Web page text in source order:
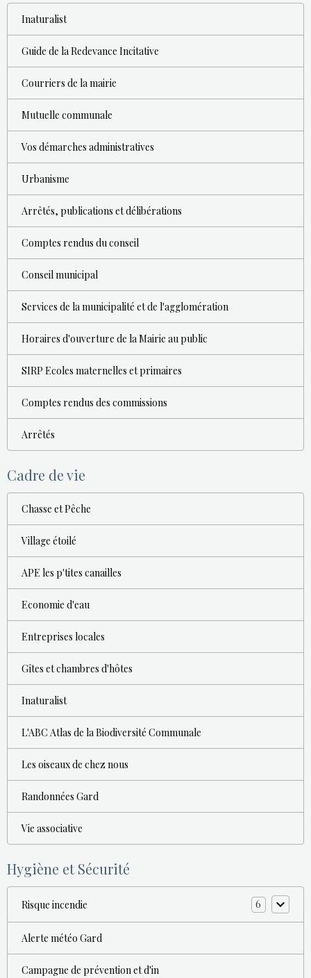
Inaturalist
Guide de la Redevance Incitative
Courriers de la mairie
Mutuelle communale
Vos démarches administratives
Urbanisme
Arrêtés, publications et délibérations
Comptes rendus du conseil
Conseil municipal
Services de la municipalité et de l'agglomération
Horaires d'ouverture de la Mairie au public
SIRP Ecoles maternelles et primaires
Comptes rendus des commissions
Arrêtés
Cadre de vie
Chasse et Pêche
Village étoilé
APE les p'tites canailles
Economie d'eau
Entreprises locales
Gîtes et chambres d'hôtes
Inaturalist
L'ABC Atlas de la Biodiversité Communale
Les oiseaux de chez nous
Randonnées Gard
Vie associative
Hygiène et Sécurité
Risque incendie 6
Alerte météo Gard
Campagne de prévention et d'in